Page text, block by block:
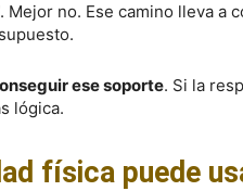
Mejor no. Ese camino lleva a
ese soporte. Si la
lógica.
física puede